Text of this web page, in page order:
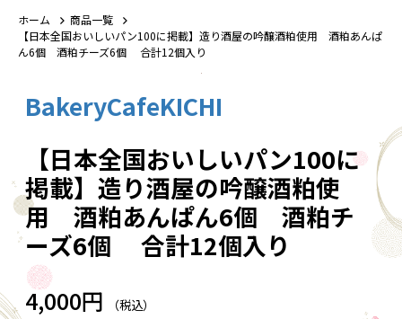
ホーム
商品一覧
【日本全国おいしいパン100に掲載】造り酒屋の吟醸酒粕使用 酒粕あんぱ
ん6個 酒粕チーズ6個 合計12個入り
BakeryCafeKICHI
【日本全国おいしいパン100に
掲載】造り酒屋の吟醸酒粕使
用 酒粕あんぱん6個 酒粕チ
ーズ6個 合計12個入り
4,000円 （税込）